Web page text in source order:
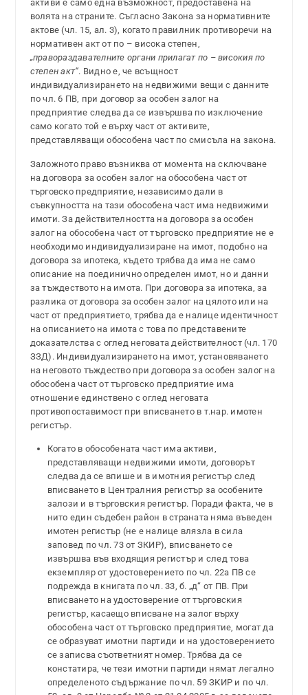
активи е само една възможност, предоставена на
волята на страните. Съгласно Закона за нормативните
актове (чл. 15, ал. 3), когато правилник противоречи на
нормативен акт от по – висока степен,
„правораздавателните органи прилагат по – високия по
степен акт“. Видно е, че всъщност
индивидуализирането на недвижими вещи с данните
по чл. 6 ПВ, при договор за особен залог на
предприятие следва да се извършва по изключение
само когато той е върху част от активите,
представляващи обособена част по смисъла на закона.
Заложното право възниква от момента на сключване
на договора за особен залог на обособена част от
търговско предприятие, независимо дали в
съвкупността на тази обособена част има недвижими
имоти. За действителността на договора за особен
залог на обособена част от търговско предприятие не е
необходимо индивидуализиране на имот, подобно на
договора за ипотека, където трябва да има не само
описание на поединично определен имот, но и данни
за тъждеството на имота. При договора за ипотека, за
разлика от договора за особен залог на цялото или на
част от предприятието, трябва да е налице идентичност
на описанието на имота с това по представените
доказателства с оглед неговата действителност (чл. 170
ЗЗД). Индивидуализирането на имот, установяването
на неговото тъждество при договора за особен залог на
обособена част от търговско предприятие има
отношение единствено с оглед неговата
противопоставимост при вписването в т.нар. имотен
регистър.
Когато в обособената част има активи,
представляващи недвижими имоти, договорът
следва да се впише и в имотния регистър след
вписването в Централния регистър за особените
залози и в търговския регистър. Поради факта, че в
нито един съдебен район в страната няма въведен
имотен регистър (не е налице влязла в сила
заповед по чл. 73 от ЗКИР), вписването се
извършва във входящия регистър и след това
екземпляр от удостоверението по чл. 22а ПВ се
подрежда в книгата по чл. 33, б. „д“ от ПВ. При
вписването на удостоверение от търговския
регистър, касаещо вписване на залог върху
обособена част от търговско предприятие, могат да
се образуват имотни партиди и на удостоверението
се записва съответният номер. Трябва да се
констатира, че тези имотни партиди нямат легално
определеното съдържание по чл. 59 ЗКИР и по чл.